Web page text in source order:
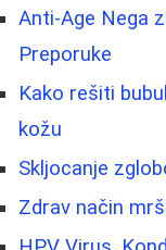
Anti-Age Nega
Preporuke
Kako rešiti
kožu
Skljocanje
Zdrav način